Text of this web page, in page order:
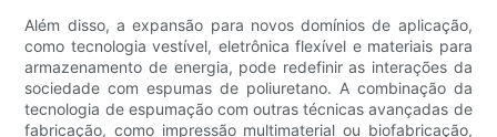
Além disso, a expansão para novos domínios de aplicação,
como tecnologia vestível, eletrônica flexível e materiais para
armazenamento de energia, pode redefinir as interações da
sociedade com espumas de poliuretano. A combinação da
tecnologia de espumação com outras técnicas avançadas de
fabricação, como impressão multimaterial ou biofabricação,